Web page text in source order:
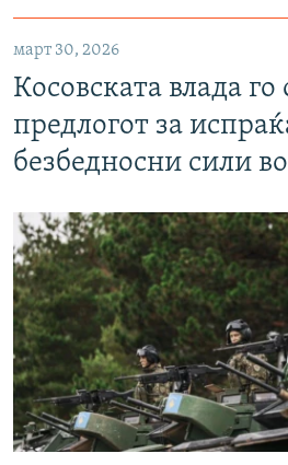
март 30, 2026
Косовската влада
предлогот за
безбедносни сили